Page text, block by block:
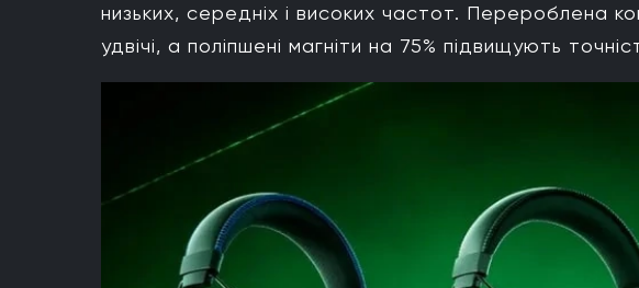
низьких, середніх і високих частот. Перероблена
удвічі, а поліпшені магніти на 75% підвищують